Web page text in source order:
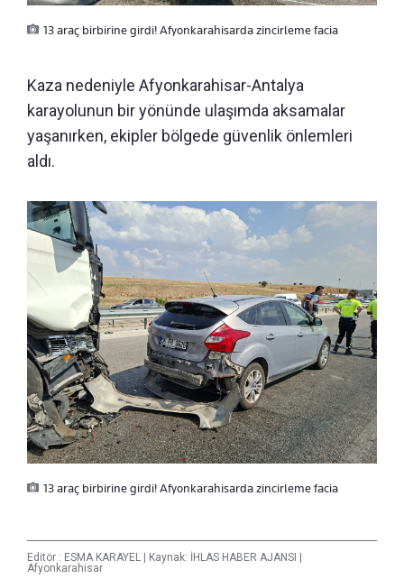
13 araç birbirine girdi! Afyonkarahisarda zincirleme facia
Kaza nedeniyle Afyonkarahisar-Antalya
karayolunun bir yönünde ulaşımda aksamalar
yaşanırken, ekipler bölgede güvenlik önlemleri
aldı.
13 araç birbirine girdi! Afyonkarahisarda zincirleme facia
Editör : ESMA KARAYEL | Kaynak: İHLAS HABER AJANSI |
Afyonkarahisar